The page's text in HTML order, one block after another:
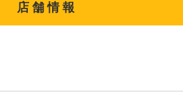
店舗情報